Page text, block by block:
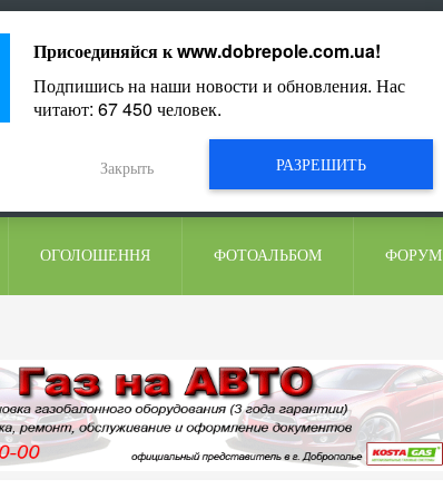
ОГОЛОШЕННЯ ФОТОАЛЬБОМ ФОРУМ
Присоединяйся кwww.dobrepole.com.ua!
Подпишись на наши новости и обновления. Нас
читают: 67 450 человек.
РАЗРЕШИТЬ
Закрыть